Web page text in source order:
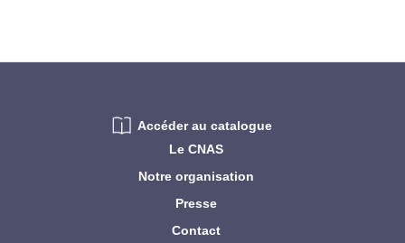
Le CNAS
Notre organisation
Presse
Contact
Accéder au catalogue